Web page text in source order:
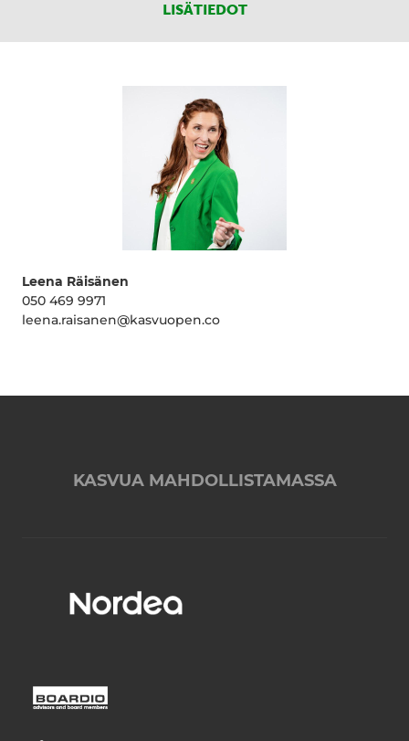
LISÄTIEDOT
Leena Räisänen
050 469 9971
leena.raisanen@kasvuopen.co
KASVUA MAHDOLLISTAMASSA